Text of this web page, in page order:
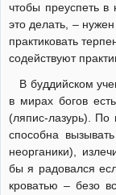
чтобы преуспеть в
это делать, –
практиковать
содействуют
В буддийском
в мирах богов
(ляпис-лазурь).
способна
неорганики),
бы я радовался
кроватью – безо